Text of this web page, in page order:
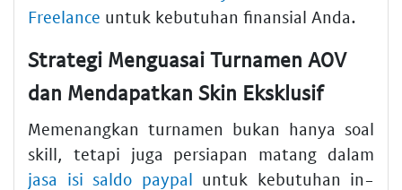
Freelance untuk kebutuhan finansial Anda.
Strategi Menguasai Turnamen AOV
dan Mendapatkan Skin Eksklusif
Memenangkan turnamen bukan hanya soal
skill, tetapi juga persiapan matang dalam
jasa isi saldo paypal untuk kebutuhan in-